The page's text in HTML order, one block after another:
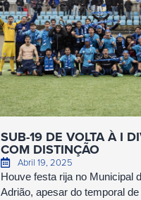
SUB-19 DE VOLTA À I
COM DISTINÇÃO
Abril 19, 2025
Houve festa rija no Municipal
Adrião, apesar do temporal